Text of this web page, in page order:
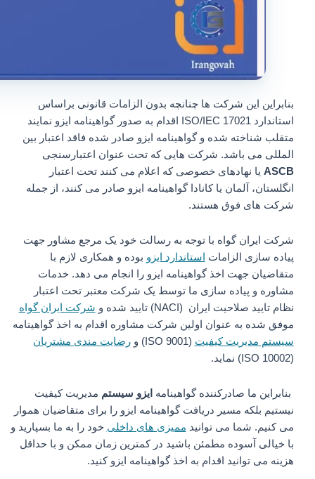
بنابراین این شرکت ها چنانچه بدون الزامات قانونی براساس
استاندارد ISO/IEC 17021 اقدام به صدور گواهینامه ایزو نمایند
متقلب شناخته شده و گواهینامه ایزو صادر شده فاقد اعتبار بین
المللی می باشد. شرکت هایی که تحت عنوان اعتبارسنجی
ASCBیا نهادهای خصوصی که اعلام می کنند تحت اعتبار
انگلستان، آلمان یا کانادا گواهینامه ایزو صادر می کنند، از جمله
شرکت های فوق هستند.
شرکت ایران گواه با توجه به رسالت خود یک مرجع مشاور جهت
پیاده سازی الزاماتاستاندارد ایزو بوده و همکاری لازم با
متقاضیان جهت اخذ گواهینامه ایزو را انجام می دهد. خدمات
مشاوره و پیاده سازی ما توسط یک شرکت معتبر تحت اعتبار
نظام تایید صلاحیت ایران (NACI) تایید شده و
شرکت ایران گواه
موفق شده به عنوان اولین شرکت مشاوره اقدام به اخذ گواهینامه
سیستم مدیریت کیفیت(ISO 9001) و
رضایت مندی مشتریان
بنابراین ما صادرکننده گواهینامهایزو سیستممدیریت کیفیت
نیستیم بلکه مسیر دریافت گواهینامه ایزو را برای متقاضیان هموار
می کنیم. شما می توانیدممیزی های داخلیخود را به ما بسپارید و
با خیالی آسوده مطمئن باشید در کمترین زمان ممکن و با حداقل
هزینه می توانید اقدام به اخذ گواهینامه ایزو کنید.